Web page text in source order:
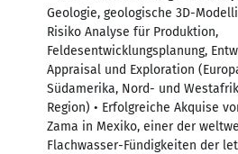
Geologie, geologische 3D-
Risiko Analyse für Produktion,
Feldesentwicklungsplanung,
Appraisal und Exploration
Südamerika, Nord- und
Region) • Erfolgreiche Akquise
Zama in Mexiko, einer der
Flachwasser-Fündigkeiten der